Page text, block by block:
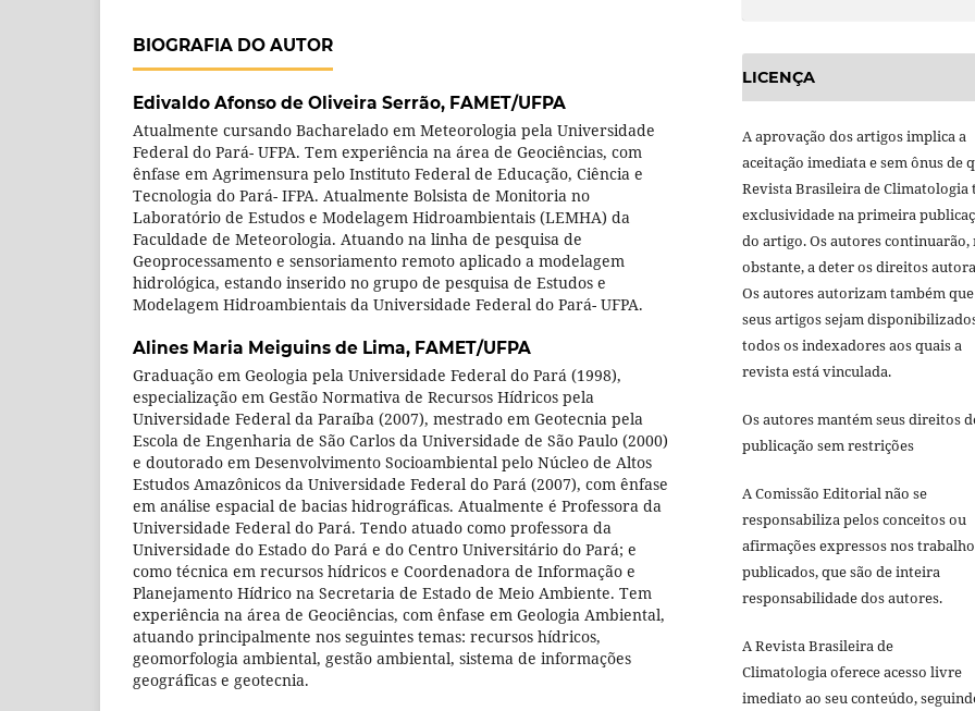
BIOGRAFIA DO AUTOR
Edivaldo Afonso de Oliveira Serrão, FAMET/UFPA
Atualmente cursando Bacharelado em Meteorologia pela Universidade
Federal do Pará- UFPA. Tem experiência na área de Geociências, com
ênfase em Agrimensura pelo Instituto Federal de Educação, Ciência e
Tecnologia do Pará- IFPA. Atualmente Bolsista de Monitoria no
Laboratório de Estudos e Modelagem Hidroambientais (LEMHA) da
Faculdade de Meteorologia. Atuando na linha de pesquisa de
Geoprocessamento e sensoriamento remoto aplicado a modelagem
hidrológica, estando inserido no grupo de pesquisa de Estudos e
Modelagem Hidroambientais da Universidade Federal do Pará- UFPA.
Alines Maria Meiguins de Lima, FAMET/UFPA
Graduação em Geologia pela Universidade Federal do Pará (1998),
especialização em Gestão Normativa de Recursos Hídricos pela
Universidade Federal da Paraíba (2007), mestrado em Geotecnia pela
Escola de Engenharia de São Carlos da Universidade de São Paulo (2000)
e doutorado em Desenvolvimento Socioambiental pelo Núcleo de Altos
Estudos Amazônicos da Universidade Federal do Pará (2007), com ênfase
em análise espacial de bacias hidrográficas. Atualmente é Professora da
Universidade Federal do Pará. Tendo atuado como professora da
Universidade do Estado do Pará e do Centro Universitário do Pará; e
como técnica em recursos hídricos e Coordenadora de Informação e
Planejamento Hídrico na Secretaria de Estado de Meio Ambiente. Tem
experiência na área de Geociências, com ênfase em Geologia Ambiental,
atuando principalmente nos seguintes temas: recursos hídricos,
geomorfologia ambiental, gestão ambiental, sistema de informações
geográficas e geotecnia.
LICENÇA
A aprovação dos artigos implica a
aceitação imediata e sem ônus de
Revista Brasileira de Climatologia
exclusividade na primeira
do artigo. Os autores continuarão,
obstante, a deter os direitos
Os autores autorizam também que
seus artigos sejam
todos os indexadores aos quais a
revista está vinculada.
Os autores mantém seus direitos
publicação sem restrições
A Comissão Editorial não se
responsabiliza pelos conceitos ou
afirmações expressos nos
publicados, que são de inteira
responsabilidade dos autores.
A Revista Brasileira de
Climatologia oferece acesso livre
imediato ao seu conteúdo,